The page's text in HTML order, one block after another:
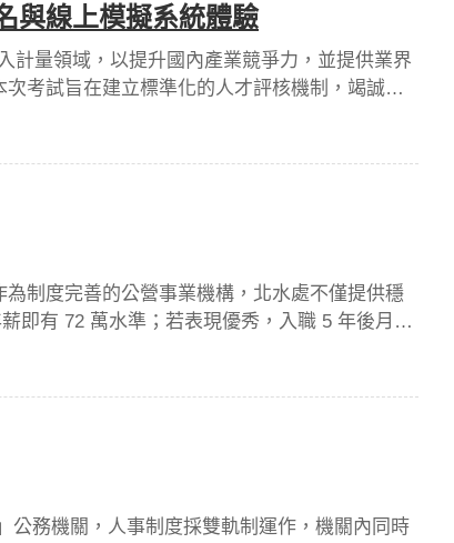
與線上模擬系統體驗
計量領域，以提升國內產業競爭力，並提供業界
考試旨在建立標準化的人才評核機制，竭誠歡
制度完善的公營事業機構，北水處不僅提供穩
即有 72 萬水準；若表現優秀，入職 5 年後月薪
公務機關，人事制度採雙軌制運作，機關內同時